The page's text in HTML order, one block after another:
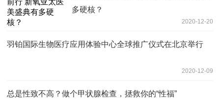
多硬核？
2020-12-20
羽铂国际生物医疗应用体验中心全球推广仪式在北京举行
2020-12-09
总是性致不高？做个甲状腺检查，拯救你的“性福”